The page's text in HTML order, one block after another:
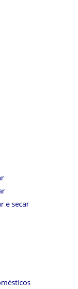
e secar